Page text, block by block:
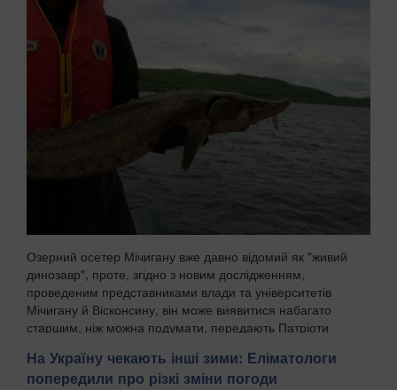
Озерний осетер Мічигану вже давно відомий як "живий
динозавр", проте, згідно з новим дослідженням,
проведеним представниками влади та університетів
Мічигану й Вісконсину, він може виявитися набагато
старшим, ніж можна подумати, передають Патріоти
На Україну чекають інші зими: Еліматологи
попередили про різкі зміни погоди